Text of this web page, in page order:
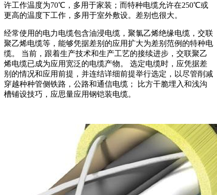
许工作温度为70℃，多用于家装；而特种电缆允许在250℃或
更高的温度下工作，多用于室外敷设。差别也很大。
经常使用的电力电缆包含油浸电缆，聚氯乙烯绝缘电缆，交联
聚乙烯电缆等，能够凭据差别的应用扩大为差别范例的特种电
缆。 当前，跟着生产技术和生产工艺的接续进步，交联聚乙
烯电缆已成为应用宽泛的电缆产物。 选定电缆时，应凭据差
别的情况和应用前提，并连结详细前提举行选定，以尽管削减
穿越种种管侧铁路，公路和通信电缆； 比方干脆埋入和浅沟
槽铺设技巧，应思量应用钢铠装电缆。